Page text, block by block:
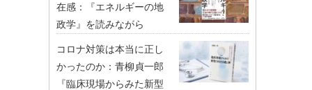
在感：『エネルギーの地
政学』を読みながら
コロナ対策は本当に正し
かったのか：青柳貞一郎
『臨床現場からみた新型